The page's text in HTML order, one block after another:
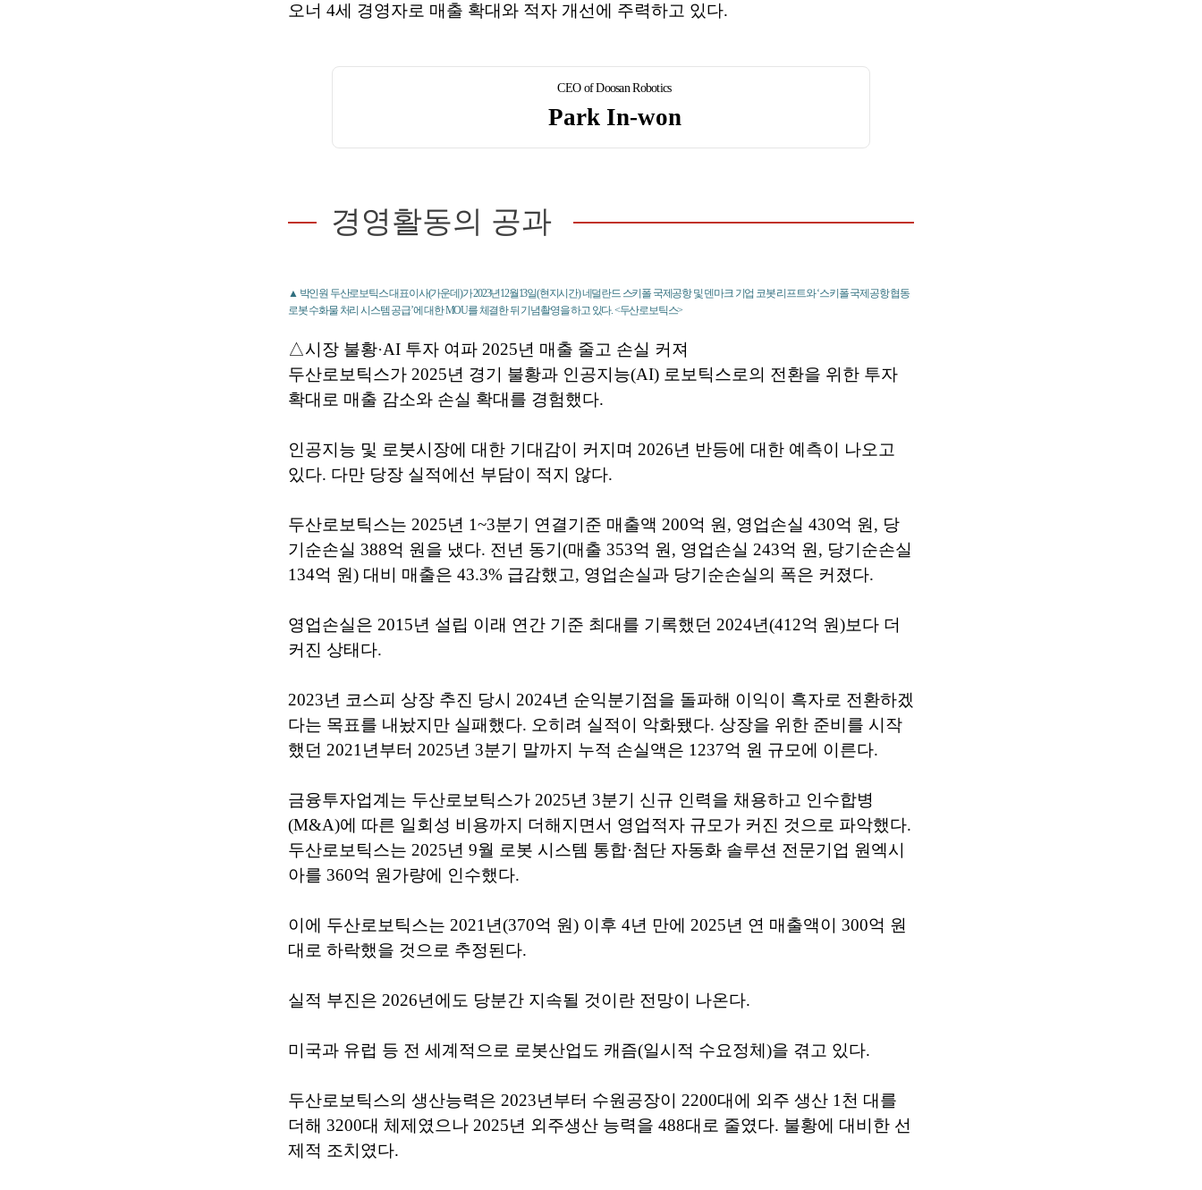
오너 4세 경영자로 매출 확대와 적자 개선에 주력하고 있다.
CEO of Doosan Robotics
Park In-won
경영활동의 공과
▲ 박인원 두산로보틱스 대표이사(가운데)가 2023년12월13일(현지시간) 네덜란드 스키폴 국제공항 및 덴마크 기업 코봇 리프트와 ‘스키폴 국제공항 협동
로봇 수화물 처리 시스템 공급’에 대한 MOU를 체결한 뒤 기념촬영을 하고 있다. <두산로보틱스>
△시장 불황·AI 투자 여파 2025년 매출 줄고 손실 커져
두산로보틱스가 2025년 경기 불황과 인공지능(AI) 로보틱스로의 전환을 위한 투자
확대로 매출 감소와 손실 확대를 경험했다.
인공지능 및 로붓시장에 대한 기대감이 커지며 2026년 반등에 대한 예측이 나오고
있다. 다만 당장 실적에선 부담이 적지 않다.
두산로보틱스는 2025년 1~3분기 연결기준 매출액 200억 원, 영업손실 430억 원, 당
기순손실 388억 원을 냈다. 전년 동기(매출 353억 원, 영업손실 243억 원, 당기순손실
134억 원) 대비 매출은 43.3% 급감했고, 영업손실과 당기순손실의 폭은 커졌다.
영업손실은 2015년 설립 이래 연간 기준 최대를 기록했던 2024년(412억 원)보다 더
커진 상태다.
2023년 코스피 상장 추진 당시 2024년 순익분기점을 돌파해 이익이 흑자로 전환하겠
다는 목표를 내놨지만 실패했다. 오히려 실적이 악화됐다. 상장을 위한 준비를 시작
했던 2021년부터 2025년 3분기 말까지 누적 손실액은 1237억 원 규모에 이른다.
금융투자업계는 두산로보틱스가 2025년 3분기 신규 인력을 채용하고 인수합병
(M&A)에 따른 일회성 비용까지 더해지면서 영업적자 규모가 커진 것으로 파악했다.
두산로보틱스는 2025년 9월 로봇 시스템 통합·첨단 자동화 솔루션 전문기업 원엑시
아를 360억 원가량에 인수했다.
이에 두산로보틱스는 2021년(370억 원) 이후 4년 만에 2025년 연 매출액이 300억 원
대로 하락했을 것으로 추정된다.
실적 부진은 2026년에도 당분간 지속될 것이란 전망이 나온다.
미국과 유럽 등 전 세계적으로 로봇산업도 캐즘(일시적 수요정체)을 겪고 있다.
두산로보틱스의 생산능력은 2023년부터 수원공장이 2200대에 외주 생산 1천 대를
더해 3200대 체제였으나 2025년 외주생산 능력을 488대로 줄였다. 불황에 대비한 선
제적 조치였다.